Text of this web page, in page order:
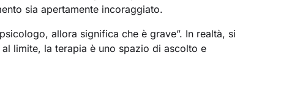
sia apertamente incoraggiato.
allora significa che è grave”. In realtà, si
limite, la terapia è uno spazio di ascolto e